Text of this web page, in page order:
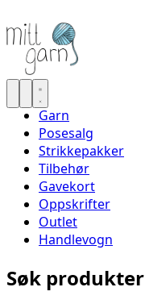
Garn
Posesalg
Strikkepakker
Tilbehør
Gavekort
Oppskrifter
Outlet
Handlevogn
Søk produkter